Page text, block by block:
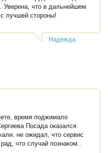
Уверена, что в дальнейшем
лучшей стороны!
Надежда
время поджимало
Посада оказался
не ожидал, что сервис
что случай познаком..